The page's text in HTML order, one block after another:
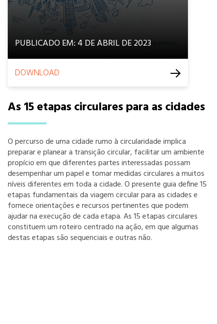
PUBLICADO EM: 4 DE ABRIL DE 2023
DOWNLOAD
As 15 etapas circulares para as cidades
O percurso de uma cidade rumo à circularidade implica
preparar e planear a transição circular, facilitar um ambiente
propício em que diferentes partes interessadas possam
desempenhar um papel e tomar medidas circulares a muitos
níveis diferentes em toda a cidade. O presente guia define 15
etapas fundamentais da viagem circular para as cidades e
fornece orientações e recursos pertinentes que podem
ajudar na execução de cada etapa. As 15 etapas circulares
constituem um roteiro centrado na ação, em que algumas
destas etapas são sequenciais e outras não.